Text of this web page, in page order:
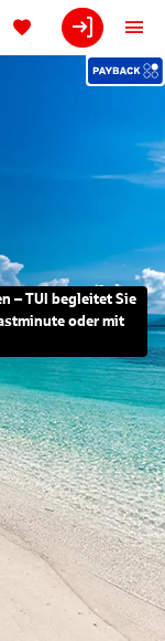
Bord der neuen
auf traumhaften